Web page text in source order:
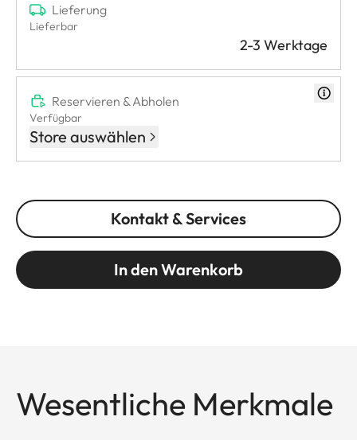
Lieferung
Lieferbar
2-3 Werktage
Reservieren & Abholen
Verfügbar
Store auswählen
Kontakt & Services
In den Warenkorb
Wesentliche Merkmale